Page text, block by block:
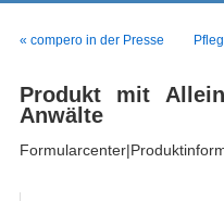
« compero in der Presse
Produkt mit
Anwälte